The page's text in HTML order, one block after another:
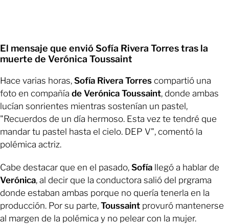
El mensaje que envió Sofía Rivera Torres tras la
muerte de Verónica Toussaint
Hace varias horas, Sofía Rivera Torres compartió una
foto en compañía de Verónica Toussaint, donde ambas
lucían sonrientes mientras sostenían un pastel,
"Recuerdos de un día hermoso. Esta vez te tendré que
mandar tu pastel hasta el cielo. DEP V", comentó la
polémica actriz.
Cabe destacar que en el pasado, Sofía llegó a hablar de
Verónica, al decir que la conductora salió del prgrama
donde estaban ambas porque no quería tenerla en la
producción. Por su parte, Toussaint provuró mantenerse
al margen de la polémica y no pelear con la mujer.